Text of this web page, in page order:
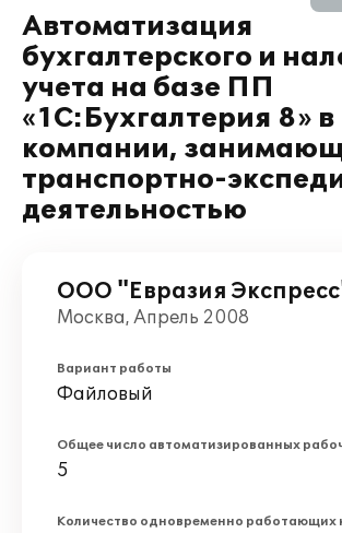
Автоматизация
бухгалтерского и
учета на базе ПП
«1С:Бухгалтерия 8» в
компании,
транспортно-
деятельностью
ООО "Евразия
Москва, Апрель 2008
Вариант работы
Файловый
Общее число автоматизированных
5
Количество одновременно работающих